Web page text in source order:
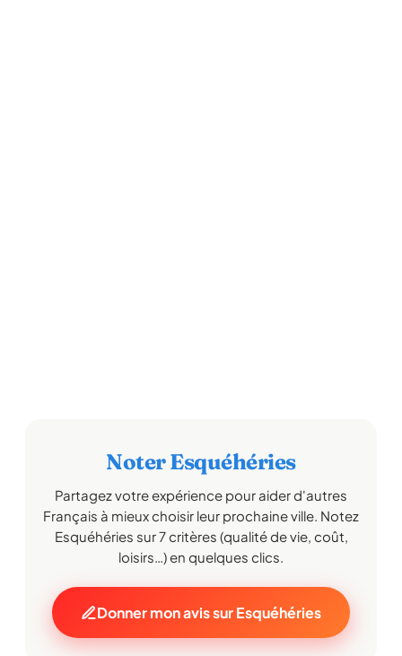
Noter Esquéhéries
Partagez votre expérience pour aider d'autres
Français à mieux choisir leur prochaine ville. Notez
Esquéhéries sur 7 critères (qualité de vie, coût,
loisirs…) en quelques clics.
Donner mon avis sur Esquéhéries